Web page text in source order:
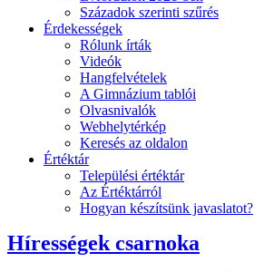
Századok szerinti szűrés
Érdekességek
Rólunk írták
Videók
Hangfelvételek
A Gimnázium tablói
Olvasnivalók
Webhelytérkép
Keresés az oldalon
Értéktár
Települési értéktár
Az Értéktárról
Hogyan készítsünk javaslatot?
Hírességek csarnoka